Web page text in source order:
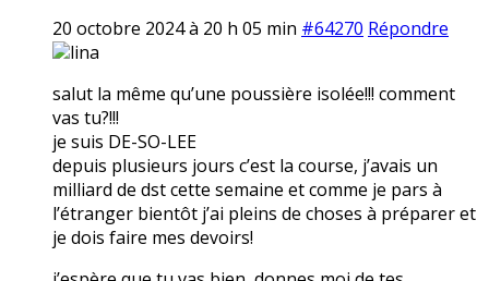
20 octobre 2024 à 20 h 05 min #64270 Répondre
lina
salut la même qu’une poussière isolée!!! comment
vas tu?!!!
je suis DE-SO-LEE
depuis plusieurs jours c’est la course, j’avais un
milliard de dst cette semaine et comme je pars à
l’étranger bientôt j’ai pleins de choses à préparer et
je dois faire mes devoirs!